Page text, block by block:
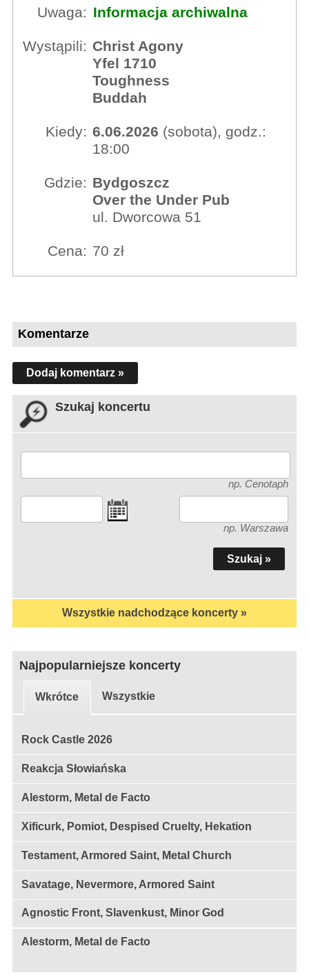
Uwaga: Informacja archiwalna
Wystąpili: Christ Agony
Yfel 1710
Toughness
Buddah
Kiedy: 6.06.2026 (sobota), godz.:
18:00
Gdzie: Bydgoszcz
Over the Under Pub
ul. Dworcowa 51
Cena: 70 zł
Komentarze
Dodaj komentarz »
Szukaj koncertu
np. Cenotaph
np. Warszawa
Wszystkie nadchodzące koncerty »
Najpopularniejsze koncerty
Wkrótce Wszystkie
Rock Castle 2026
Reakcja Słowiańska
Alestorm, Metal de Facto
Xificurk, Pomiot, Despised Cruelty, Hekation
Testament, Armored Saint, Metal Church
Savatage, Nevermore, Armored Saint
Agnostic Front, Slavenkust, Minor God
Alestorm, Metal de Facto